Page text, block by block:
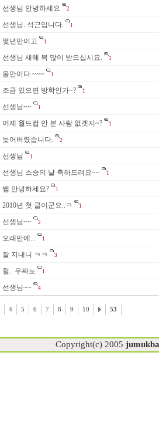
선생님 안녕하세요 2
선생님. 석근입니다. 1
몇년만이고 1
선생님 새해 복 많이 받으십시요. 1
올만이다.~~~ 1
조금 있으면 방학인가~? 1
선생님~~ 1
어제 월드컵 안 본 사람 없겟지~? 1
늦어버렸습니다. 2
선생님 1
선생님 스승의 날 축하드려요~~ 1
쌤 안녕하세요? 1
2010년 첫 글이군요..ㅋ 1
선생님~~ 2
오래만에... 1
잘 지내니 ㅋㅋ 3
헐.. 우짜노 1
선생님~~ 4
4 5 6 7 8 9 10 53
Copyright(c) 2005